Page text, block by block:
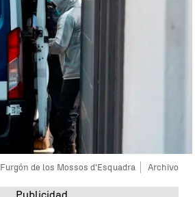
Furgón de los Mossos d'Esquadra Archivo